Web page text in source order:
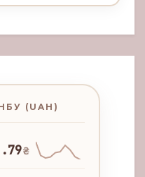
(UAH)
₴